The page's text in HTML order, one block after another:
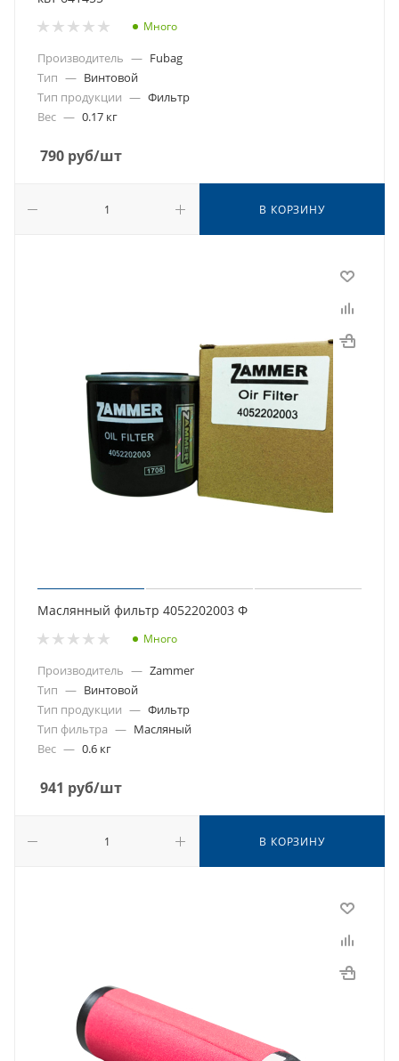
Много
Производитель — Fubag
Тип — Винтовой
Тип продукции — Фильтр
Вес — 0.17 кг
790 руб/шт
В КОРЗИНУ
Маслянный фильтр 4052202003 Ф
Много
Производитель — Zammer
Тип — Винтовой
Тип продукции — Фильтр
Тип фильтра — Масляный
Вес — 0.6 кг
941 руб/шт
В КОРЗИНУ